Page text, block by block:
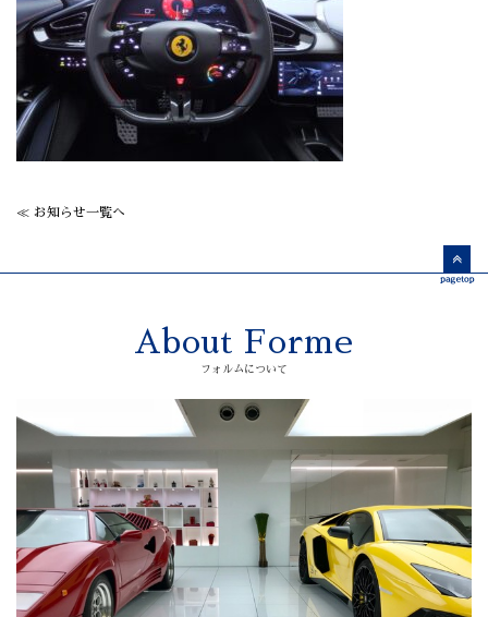
≪ お知らせ一覧へ
About Forme
フォルムについて